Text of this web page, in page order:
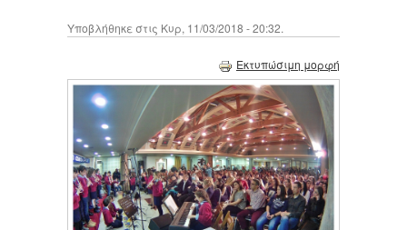
Υποβλήθηκε στις Κυρ, 11/03/2018 - 20:32.
Εκτυπώσιμη μορφή